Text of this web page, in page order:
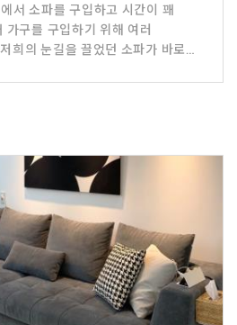
희의 눈길을 끌었던 소파가 바로